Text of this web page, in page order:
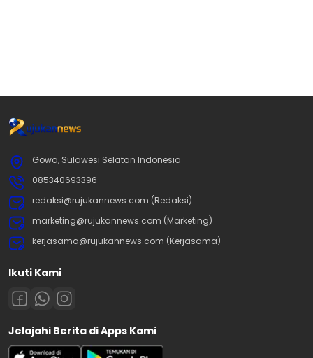
Gowa, Sulawesi Selatan Indonesia
085340693396
redaksi@rujukannews.com (Redaksi)
marketing@rujukannews.com (Marketing)
kerjasama@rujukannews.com (Kerjasama)
Ikuti Kami
Jelajahi Berita di Apps Kami